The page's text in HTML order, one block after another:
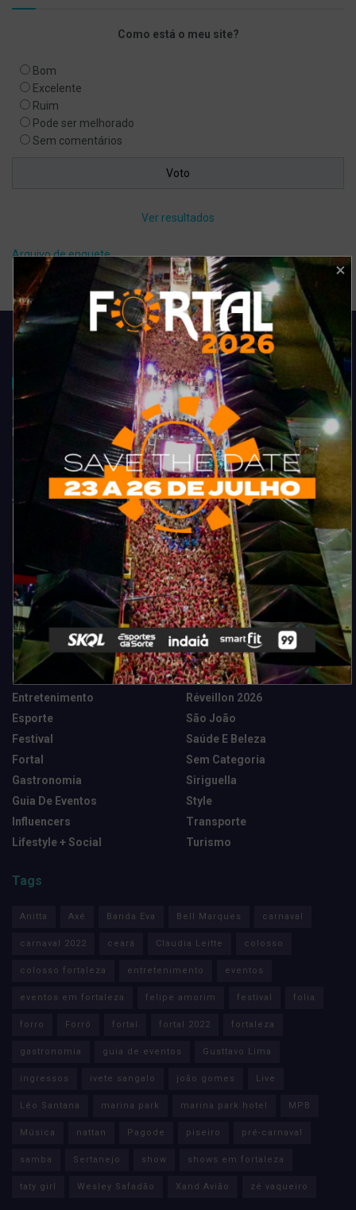
Como está o meu site?
Bom
Excelente
Ruim
Pode ser melhorado
Sem comentários
Ver resultados
Arquivo de enquete
Acompanhe todas as novidades do entretenimento na região de
Fortaleza. Dicas, promoções, coberturas exclusivas e muito mais.
Categorias
Camarote Vip Junino
Cidade
Destaques
Entretenimento
Esporte
Festival
Fortal
Gastronomia
Guia De Eventos
Influencers
Lifestyle + Social
Marketing E Negócios
Música
News Tech
Réveillon 2026
São João
Saúde E Beleza
Sem Categoria
Siriguella
Style
Transporte
Turismo
Tags
Anitta Axé Banda Eva Bell Marques carnaval
carnaval 2022 ceará Claudia Leitte colosso
colosso fortaleza entretenimento eventos
eventos em fortaleza felipe amorim festival folia
forro Forró fortal fortal 2022 fortaleza
gastronomia guia de eventos Gusttavo Lima
ingressos ivete sangalo joão gomes Live
Léo Santana marina park marina park hotel MPB
Música nattan Pagode piseiro pré-carnaval
samba Sertanejo show shows em fortaleza
taty girl Wesley Safadão Xand Avião zé vaqueiro